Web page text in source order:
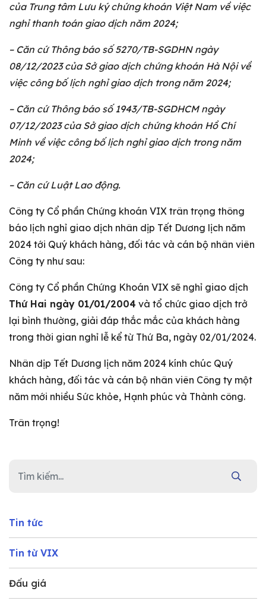
Tin tức
Tin từ VIX
Đấu giá
của Trung tâm Lưu ký chứng khoán Việt Nam về việc
nghỉ thanh toán giao dịch năm 2024;
– Căn cứ Thông báo số 5270/TB-SGDHN ngày
08/12/2023 của Sở giao dịch chứng khoán Hà Nội về
việc công bố lịch nghỉ giao dịch trong năm 2024;
– Căn cứ Thông báo số 1943/TB-SGDHCM ngày
07/12/2023 của Sở giao dịch chứng khoán Hồ Chí
Minh về việc công bố lịch nghỉ giao dịch trong năm
2024;
– Căn cứ Luật Lao động.
Công ty Cổ phần Chứng khoán VIX trân trọng thông
báo lịch nghỉ giao dịch nhân dịp Tết Dương lịch năm
2024 tới Quý khách hàng, đối tác và cán bộ nhân viên
Công ty như sau:
Công ty Cổ phần Chứng Khoán VIX sẽ nghỉ giao dịch
Thứ Hai ngày 01/01/2004 và tổ chức giao dịch trở
lại bình thường, giải đáp thắc mắc của khách hàng
trong thời gian nghỉ lễ kể từ Thứ Ba, ngày 02/01/2024.
Nhân dịp Tết Dương lịch năm 2024 kính chúc Quý
khách hàng, đối tác và cán bộ nhân viên Công ty một
năm mới nhiều Sức khỏe, Hạnh phúc và Thành công.
Trân trọng!